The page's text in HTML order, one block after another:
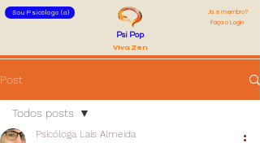
Sou Psicólogo (a)
Já é membro?
Faça o Login
Psi Pop
Viva Zen
Post
Todos posts
Psicóloga Laís Almeida